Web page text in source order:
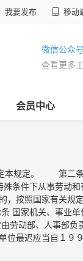
我要发布 移动
微信公众号
查看更多
会员中心
定本规定。 第二
条件下从事劳动和
按照国家有关规
国家机关、事业单
动部、人事部负
最迟应当自１９